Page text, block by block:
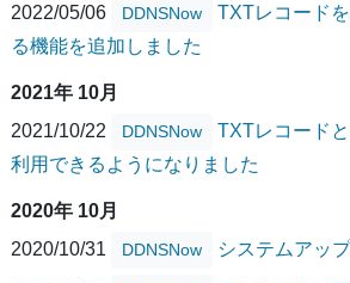
2022/05/06
DDNSNow
TXTレコード
る機能を追加しました
2021年 10月
2021/10/22
DDNSNow
TXTレコード
利用できるようになりました
2020年 10月
2020/10/31
DDNSNow システムアッ